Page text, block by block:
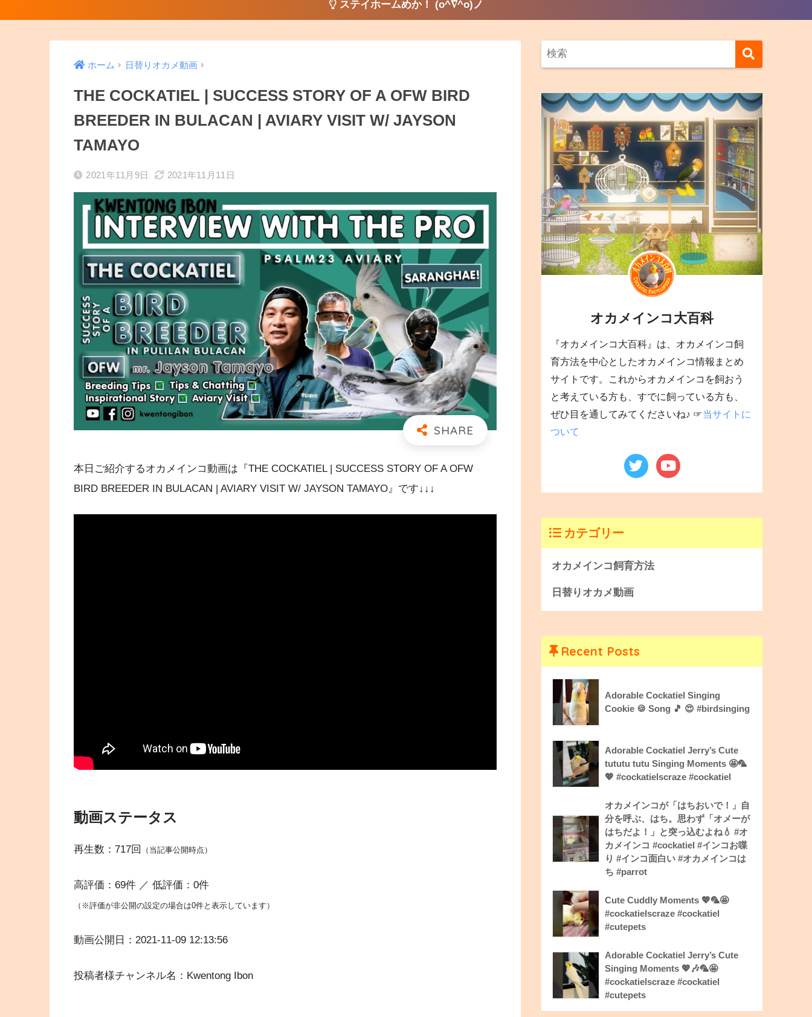
ステイホームめか！ (o^∇^o)ノ
ホーム 日替りオカメ動画
THE COCKATIEL | SUCCESS STORY OF A OFW BIRD
BREEDER IN BULACAN | AVIARY VISIT W/ JAYSON
TAMAYO
2021年11月9日 2021年11月11日
本日ご紹介するオカメインコ動画は『THE COCKATIEL | SUCCESS STORY OF A OFW
BIRD BREEDER IN BULACAN | AVIARY VISIT W/ JAYSON TAMAYO』です↓↓↓
動画ステータス
再生数：717回 （当記事公開時点）
高評価：69件 ／ 低評価：0件
（※評価が非公開の設定の場合は0件と表示しています）
動画公開日：2021-11-09 12:13:56
投稿者様チャンネル名：Kwentong Ibon
オカメインコ大百科
『オカメインコ大百科』は、オカメインコ飼
育方法を中心としたオカメインコ情報まとめ
サイトです。これからオカメインコを飼おう
と考えている方も、すでに飼っている方も、
ぜひ目を通してみてくださいね♪ ☞当サイトに
ついて
カテゴリー
オカメインコ飼育方法
日替りオカメ動画
Recent Posts
Adorable Cockatiel Singing
Cookie 🍪 Song 🎵 😍 #birdsinging
Adorable Cockatiel Jerry’s Cute
tututu tutu Singing Moments 🤩🦜
💖 #cockatielscraze #cockatiel
オカメインコが「はちおいで！」自
分を呼ぶ、はち。思わず「オメーが
はちだよ！」と突っ込むよね💧 #オ
カメインコ #cockatiel #インコお喋
り #インコ面白い #オカメインコは
ち #parrot
Cute Cuddly Moments 💖🦜🤩
#cockatielscraze #cockatiel
#cutepets
Adorable Cockatiel Jerry’s Cute
Singing Moments 💖🎶🦜🤩
#cockatielscraze #cockatiel
#cutepets